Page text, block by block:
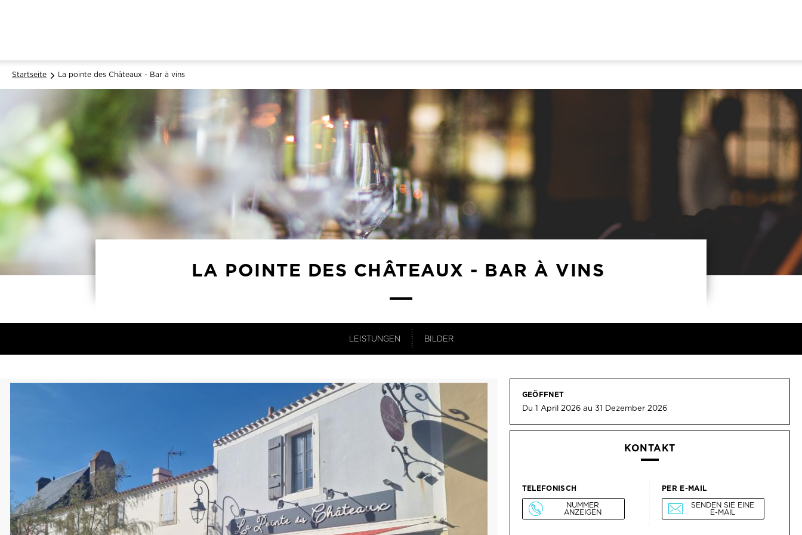
Startseite La pointe des Châteaux - Bar à vins
LA POINTE DES CHÂTEAUX - BAR À VINS
LEISTUNGEN BILDER
GEÖFFNET
Du 1 April 2026 au 31 Dezember 2026
KONTAKT
TELEFONISCH
NUMMER
ANZEIGEN
PER E-MAIL
SENDEN SIE EINE
E-MAIL